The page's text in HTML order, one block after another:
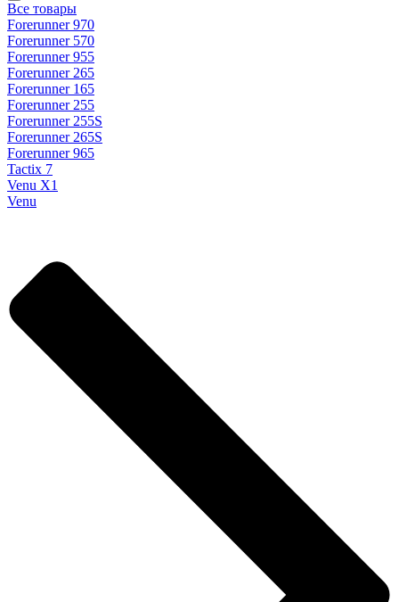
Все товары
Forerunner 970
Forerunner 570
Forerunner 955
Forerunner 265
Forerunner 165
Forerunner 255
Forerunner 255S
Forerunner 265S
Forerunner 965
Tactix 7
Venu X1
Venu